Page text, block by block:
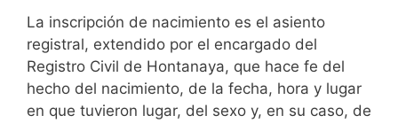
La inscripción de nacimiento es el asiento
registral, extendido por el encargado del
Registro Civil de Hontanaya, que hace fe del
hecho del nacimiento, de la fecha, hora y lugar
en que tuvieron lugar, del sexo y, en su caso, de